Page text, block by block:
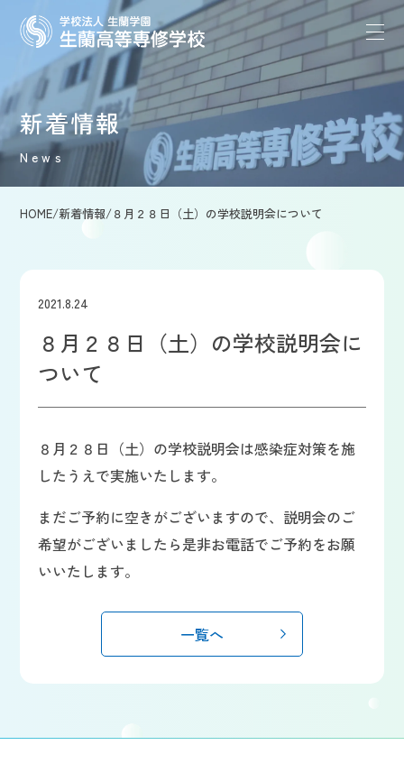
新着情報
News
HOME/新着情報/８月２８日（土）の学校説明会について
2021.8.24
８月２８日（土）の学校説明会に
ついて
８月２８日（土）の学校説明会は感染症対策を施
したうえで実施いたします。
まだご予約に空きがございますので、説明会のご
希望がございましたら是非お電話でご予約をお願
いいたします。
一覧へ